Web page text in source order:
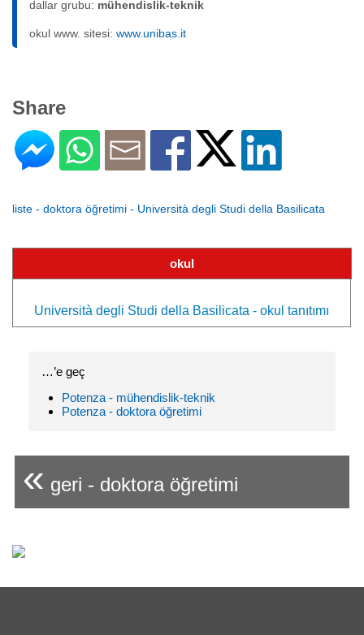
dallar grubu: mühendislik-teknik
okul www. sitesi: www.unibas.it
Share
liste - doktora öğretimi - Università degli Studi della Basilicata
okul
Università degli Studi della Basilicata - okul tanıtımı
…’e geç
Potenza - mühendislik-teknik
Potenza - doktora öğretimi
« geri - doktora öğretimi